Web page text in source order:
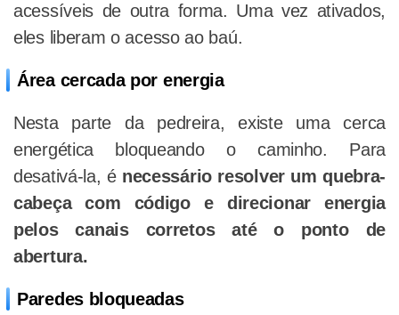
acessíveis de outra forma. Uma vez ativados,
eles liberam o acesso ao baú.
Área cercada por energia
Nesta parte da pedreira, existe uma cerca
energética bloqueando o caminho. Para
desativá-la, é necessário resolver um quebra-
cabeça com código e direcionar energia
pelos canais corretos até o ponto de
abertura.
Paredes bloqueadas